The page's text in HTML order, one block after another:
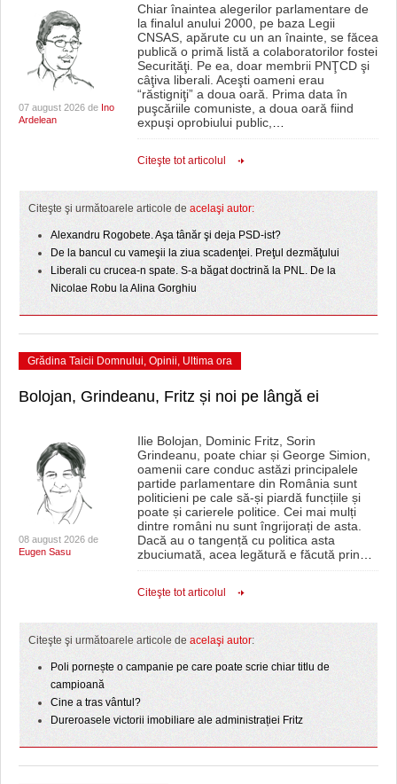
07 august 2026 de Ino
Ardelean
Chiar înaintea alegerilor parlamentare de
la finalul anului 2000, pe baza Legii
CNSAS, apărute cu un an înainte, se făcea
publică o primă listă a colaboratorilor fostei
Securităţi. Pe ea, doar membrii PNŢCD şi
câţiva liberali. Aceşti oameni erau
“răstigniţi” a doua oară. Prima data în
puşcăriile comuniste, a doua oară fiind
expuşi oprobiului public,
Citeşte tot articolul
Citeşte şi următoarele articole de acelaşi autor:
Alexandru Rogobete. Aşa tânăr şi deja PSD-ist?
De la bancul cu vameşii la ziua scadenţei. Preţul dezmăţului
Liberali cu crucea-n spate. S-a băgat doctrină la PNL. De la
Nicolae Robu la Alina Gorghiu
Grădina Taicii Domnului, Opinii, Ultima ora
Bolojan, Grindeanu, Fritz și noi pe lângă ei
08 august 2026 de
Eugen Sasu
Ilie Bolojan, Dominic Fritz, Sorin
Grindeanu, poate chiar și George Simion,
oamenii care conduc astăzi principalele
partide parlamentare din România sunt
politicieni pe cale să-și piardă funcțiile și
poate și carierele politice. Cei mai mulți
dintre români nu sunt îngrijorați de asta.
Dacă au o tangență cu politica asta
zbuciumată, acea legătură e făcută prin
Citeşte tot articolul
Citeşte şi următoarele articole de acelaşi autor:
Poli pornește o campanie pe care poate scrie chiar titlu de
campioană
Cine a tras vântul?
Dureroasele victorii imobiliare ale administrației Fritz